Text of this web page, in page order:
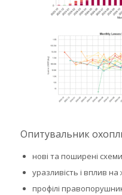
Опитувальник
нові та поширені
уразливість і вплив на
профілі